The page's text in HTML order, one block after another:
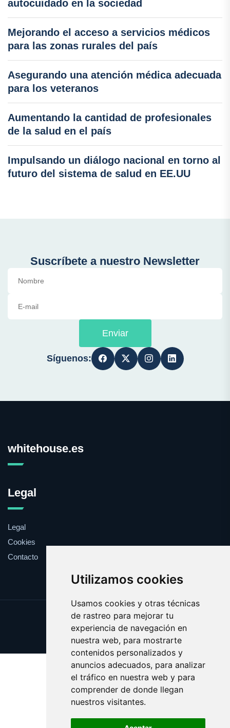
Utilizamos cookies
Usamos cookies y otras técnicas
de rastreo para mejorar tu
experiencia de navegación en
nuestra web, para mostrarte
contenidos personalizados y
anuncios adecuados, para analizar
el tráfico en nuestra web y para
comprender de donde llegan
nuestros visitantes.
autocuidado en la sociedad
Mejorando el acceso a servicios médicos
para las zonas rurales del país
Asegurando una atención médica adecuada
para los veteranos
Aumentando la cantidad de profesionales
de la salud en el país
Impulsando un diálogo nacional en torno al
futuro del sistema de salud en EE.UU
Suscríbete a nuestro Newsletter
Enviar
Síguenos:
whitehouse.es
Legal
Legal
Cookies
Contacto
Update cookies preferences
Copyright © 2025 whitehouse.es